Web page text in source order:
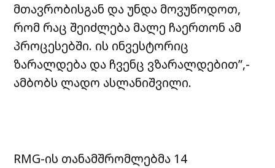
მთავრობისგან და უნდა მოვუწოდოთ,
რომ რაც შეიძლება მალე ჩაერთონ ამ
პროცესებში. ის ინვესტორიც
ზარალდება და ჩვენც ვზარალდებით”,-
ამბობს ლადო ასლანიშვილი.
RMG-ის თანამშრომლებმა 14